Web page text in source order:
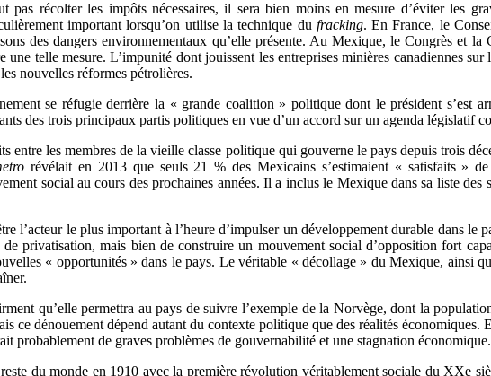
récolter les impôts nécessaires, il sera bien moins en mesure d’éviter les
important lorsqu’on utilise la technique du fracking. En France, le
des dangers environnementaux qu’elle présente. Au Mexique, le Congrès et
une telle mesure. L’impunité dont jouissent les entreprises minières canadiennes
nouvelles réformes pétrolières.
se réfugie derrière la « grande coalition » politique dont le président s’est
des trois principaux partis politiques en vue d’un accord sur un agenda législatif
entre les membres de la vieille classe politique qui gouverne le pays depuis trois
révélait en 2013 que seuls 21 % des Mexicains s’estimaient « satisfaits »
social au cours des prochaines années. Il a inclus le Mexique dans sa liste
l’acteur le plus important à l’heure d’impulser un développement durable dans
privatisation, mais bien de construire un mouvement social d’opposition fort
« opportunités » dans le pays. Le véritable « décollage » du Mexique, ainsi
qu’elle permettra au pays de suivre l’exemple de la Norvège, dont la
ce dénouement dépend autant du contexte politique que des réalités économiques.
probablement de graves problèmes de gouvernabilité et une stagnation économique.
du monde en 1910 avec la première révolution véritablement sociale du XXe